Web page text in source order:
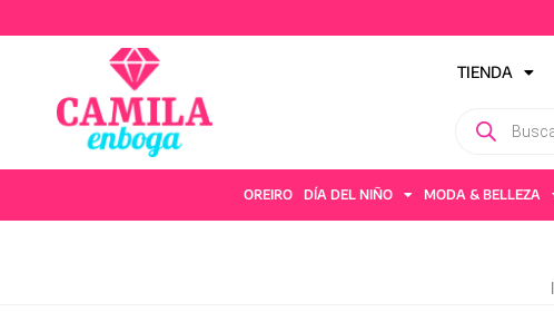
TIENDA
OREIRO DÍA DEL NIÑO MODA & BELLEZA